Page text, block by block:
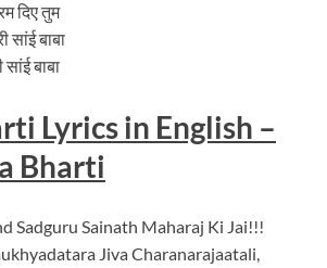
दिए तुम
सांई बाबा
बाबा
Lyrics in English –
Bharti
Sadguru Sainath Maharaj Ki Jai!!!
Jiva Charanarajaatali,